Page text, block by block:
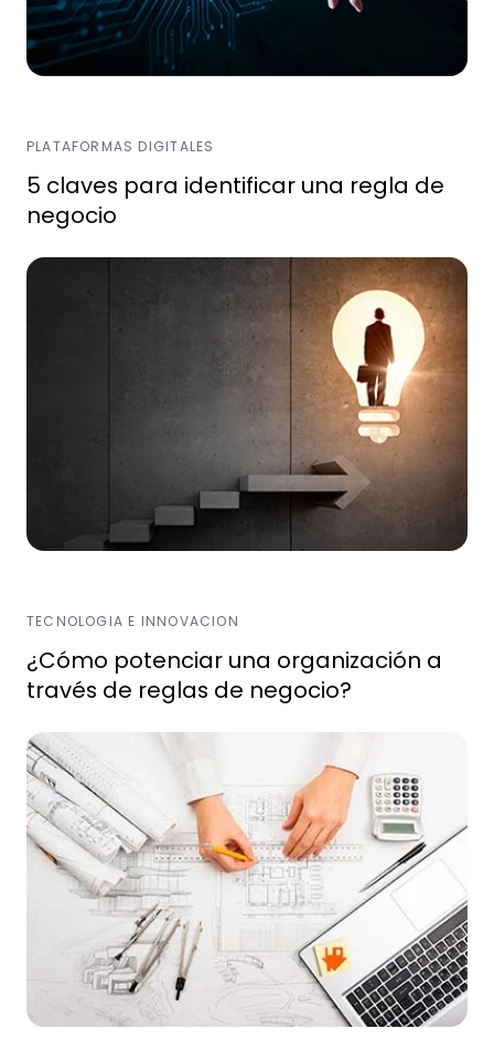
PLATAFORMAS DIGITALES
5 claves para identificar una regla de
negocio
TECNOLOGIA E INNOVACION
¿Cómo potenciar una organización a
través de reglas de negocio?